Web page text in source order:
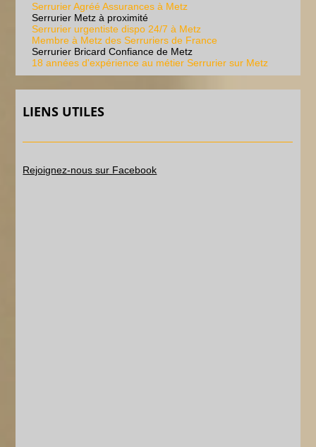
Serrurier Agréé Assurances à Metz
Serrurier Metz à proximité
Serrurier urgentiste dispo 24/7 à Metz
Membre à Metz des Serruriers de France
Serrurier Bricard Confiance de Metz
18 années d'expérience au métier Serrurier sur Metz
LIENS UTILES
Rejoignez-nous sur Facebook